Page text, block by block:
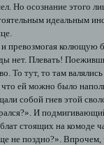
Но осознание этого
идеальным
превозмогая колющую
нет. Плевать!
То тут, то там
что ей можно было
собой гнев этой
И
стоящих на комоде
не поздно?». Впрочем,